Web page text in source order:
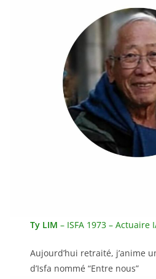
Ty LIM– ISFA 1973 –
Aujourd’hui retraité, j’anime
d’Isfa nommé “Entre nous”